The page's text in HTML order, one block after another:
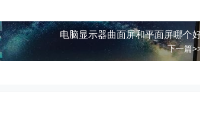
电脑显示器曲面屏和平面屏哪个
下一篇